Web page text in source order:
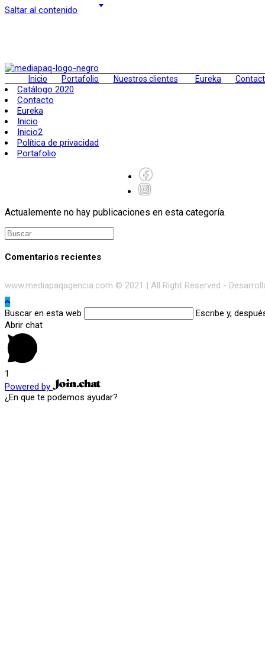
Saltar al contenido
Inicio Portafolio Nuestros clientes Eureka
Catálogo 2020
Contacto
Eureka
Inicio
Inicio2
Política de privacidad
Portafolio
Actualemente no hay publicaciones en esta categoría.
Comentarios recientes
www.mediapaqagencia.com © 2021 | All Right Reserved -
Buscar en esta web
Escribe y,
Abrir chat
1
Powered by
¿En que te podemos ayudar?